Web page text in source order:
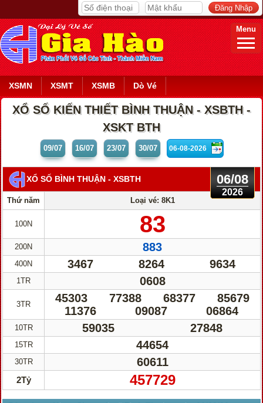
Menu
XSMN XSMT XSMB Dò Vé
XỔ SỐ KIẾN THIẾT BÌNH THUẬN - XSBTH -
XSKT BTH
09/07 16/07 23/07 30/07
XỔ SỐ BÌNH THUẬN - XSBTH 06/08
2026
Thứ năm Loại vé: 8K1
100N 83
200N 883
400N 3467 8264 9634
1TR 0608
3TR 45303 77388 68377
85679
11376
09087 06864
10TR 59035 27848
15TR 44654
30TR 60611
2Tỷ 457729